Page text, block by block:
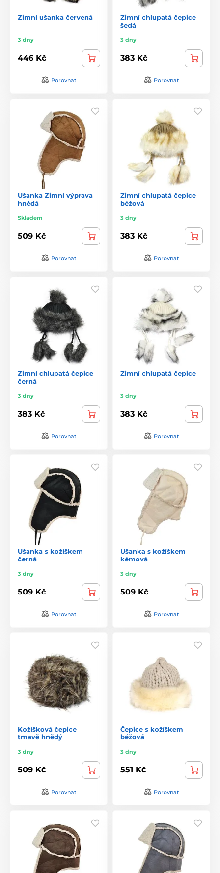
Zimní ušanka červená
3 dny
446 Kč
Porovnat
Zimní chlupatá čepice
šedá
3 dny
383 Kč
Porovnat
Ušanka Zimní výprava
hnědá
Skladem
509 Kč
Porovnat
Zimní chlupatá čepice
béžová
3 dny
383 Kč
Porovnat
Zimní chlupatá čepice
černá
3 dny
383 Kč
Porovnat
Zimní chlupatá čepice
3 dny
383 Kč
Porovnat
Ušanka s kožíškem
černá
3 dny
509 Kč
Porovnat
Ušanka s kožíškem
kémová
3 dny
509 Kč
Porovnat
Kožíšková čepice
tmavě hnědý
3 dny
509 Kč
Porovnat
Čepice s kožíškem
béžová
3 dny
551 Kč
Porovnat